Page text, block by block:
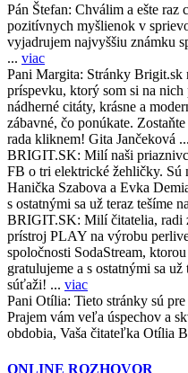
Pán Štefan: Chválim a ešte raz
pozitívnych myšlienok v
vyjadrujem najvyššiu známku
... viac
Pani Margita: Stránky Brigit.sk
príspevku, ktorý som si na
nádherné citáty, krásne a
zábavné, čo ponúkate.
rada kliknem! Gita Jančeková ...
BRIGIT.SK: Milí naši
FB o tri elektrické žehličky. Sú
Hanička Szabova a Evka
s ostatnými sa už teraz tešíme
BRIGIT.SK: Milí čitatelia, radi
prístroj PLAY na výrobu
spoločnosti SodaStream,
gratulujeme a s ostatnými sa
súťaži! ... viac
Pani Otília: Tieto stránky sú
Prajem vám veľa úspechov a
obdobia, Vaša čitateľka Otília
ONLINE ROZHOVOR